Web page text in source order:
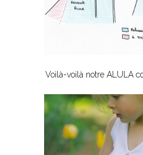
Voilà-voilà notre ALULA